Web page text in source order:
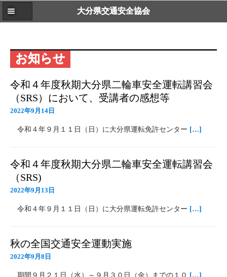
大分県交通安全協会
お知らせ
令和４年度秋期大分県二輪車安全運転講習会
（SRS）において、受講者の感想等
2022年9月14日
令和４年９月１１日（日）に大分県運転免許センター […]
令和４年度秋期大分県二輪車安全運転講習会
（SRS)
2022年9月13日
令和４年９月１１日（日）に大分県運転免許センター […]
秋の全国交通安全運動実施
2022年9月8日
期間９月２１日（水）～９月３０日（金）までの１０ […]